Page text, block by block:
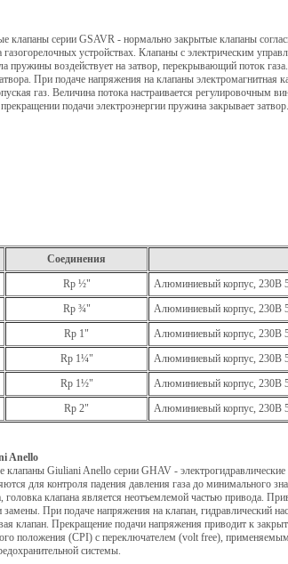
клапаны серии GSAVR - нормально закрытые клапаны
газогорелочных устройствах. Клапаны с электрическим
пружины воздействует на затвор, перекрывающий поток
При подаче напряжения на клапаны электромагнитная
газ. Величина потока настраивается регулировочным
подачи электроэнергии пружина закрывает затвор.
Соединения
Rp ½"
Алюминиевый корпус, 230В
Rp ¾"
Алюминиевый корпус, 230В
Rp 1"
Алюминиевый корпус, 230В
Rp 1¼"
Алюминиевый корпус, 230В
Rp 1½"
Алюминиевый корпус, 230В
Rp 2" Алюминиевый корпус, 230В
Anello
клапаны Giuliani Anello серии GHAV -
для контроля падения давления газа до минимального
головка клапана является неотъемлемой частью привода.
При подаче напряжения на клапан, гидравлический
клапан. Прекращение подачи напряжения приводит к
положения (CPI) с переключателем (volt free),
системы.